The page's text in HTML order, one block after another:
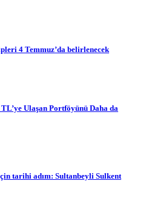
4 Temmuz’da belirlenecek
Ulaşan Portföyünü Daha da
tarihi adım: Sultanbeyli Sulkent